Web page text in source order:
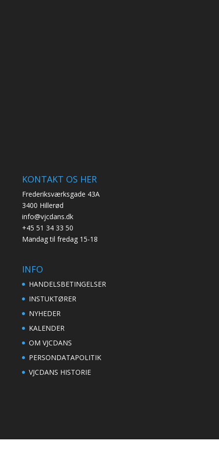
KONTAKT OS HER
Frederiksværksgade 43A
3400 Hillerød
info@vjcdans.dk
+45 51 34 33 50
Mandag til fredag 15-18
INFO
HANDELSBETINGELSER
INSTUKTØRER
NYHEDER
KALENDER
OM VJCDANS
PERSONDATAPOLITIK
VJCDANS HISTORIE